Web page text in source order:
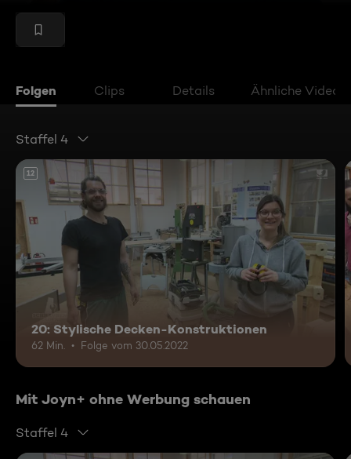
Folgen Clips Details Ähnliche Videos
Staffel 4
12
20: Stylische Decken-Konstruktionen
62 Min. Folge vom 30.05.2022
Mit Joyn+ ohne Werbung schauen
Staffel 4